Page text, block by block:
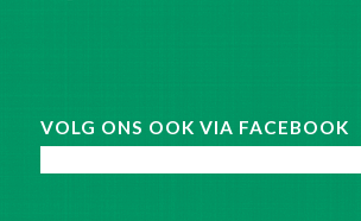
VOLG ONS OOK VIA FACEBOOK